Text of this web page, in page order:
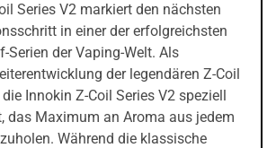
Series V2 markiert den nächsten
in einer der erfolgreichsten
Serien der Vaping-Welt. Als
der legendären Z-Coil
Innokin Z-Coil Series V2 speziell
das Maximum an Aroma aus jedem
Während die klassische